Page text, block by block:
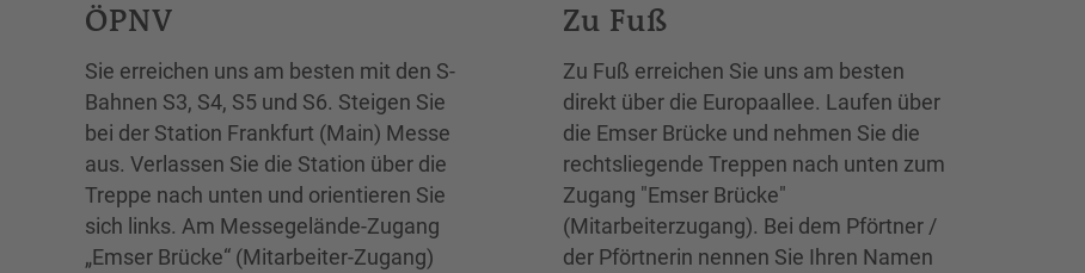
ÖPNV
Sie erreichen uns am besten mit den S-
Bahnen S3, S4, S5 und S6. Steigen Sie
bei der Station Frankfurt (Main) Messe
aus. Verlassen Sie die Station über die
Treppe nach unten und orientieren Sie
sich links. Am Messegelände-Zugang
„Emser Brücke“ (Mitarbeiter-Zugang)
Zu Fuß
Zu Fuß erreichen Sie uns am besten
direkt über die Europaallee. Laufen über
die Emser Brücke und nehmen Sie die
rechtsliegende Treppen nach unten zum
Zugang "Emser Brücke"
(Mitarbeiterzugang). Bei dem Pförtner /
der Pförtnerin nennen Sie Ihren Namen